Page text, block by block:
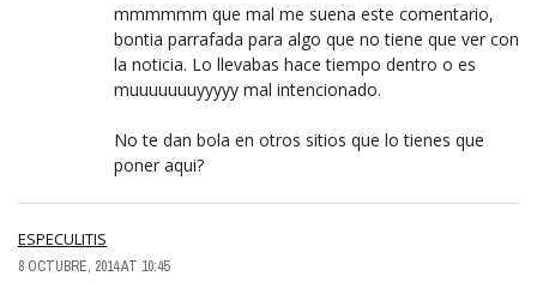
mmmmmm que mal me suena este comentario,
bontia parrafada para algo que no tiene que ver con
la noticia. Lo llevabas hace tiempo dentro o es
muuuuuuuyyyyy mal intencionado.
No te dan bola en otros sitios que lo tienes que
poner aqui?
ESPECULITIS
8 OCTUBRE, 2014 AT 10:45